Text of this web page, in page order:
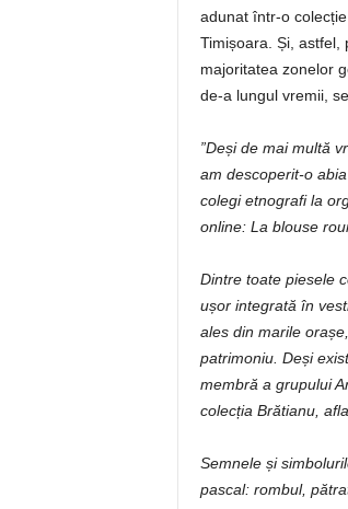
adunat într-o
Timișoara. Și, astfel,
majoritatea zonelor
de-a lungul vremii,
”Deși de mai multă
am descoperit-o
colegi etnografi la
online: La blouse
Dintre toate piesele
ușor integrată în
ales din marile
patrimoniu. Deși
membră a grupului
colecția Brătianu,
Semnele și
pascal: rombul,